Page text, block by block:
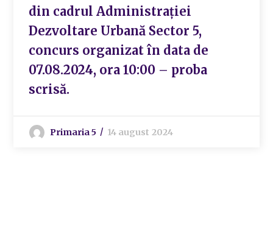
din cadrul Administrației
Dezvoltare Urbană Sector 5,
concurs organizat în data de
07.08.2024, ora 10:00 – proba
scrisă.
Primaria 5 14 august 2024